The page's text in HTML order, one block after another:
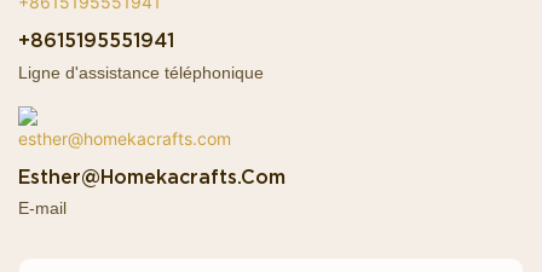
+8615195551941
Ligne d'assistance téléphonique
Esther@homekacrafts.com
E-mail